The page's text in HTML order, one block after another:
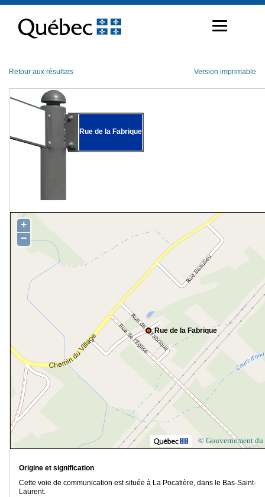
contenu
Retour aux résultats Version imprimable
Rue de la Fabrique
Rue de la Fabrique
+
−
© Gouvernement du
Origine et signification
Cette voie de communication est située à La Pocatière, dans le Bas-Saint-
Laurent.